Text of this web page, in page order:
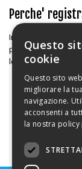
Perche'
In questa area é
particolari,
leggere articoli e
Questo
cookie
Questo sito
migliorare la
navigazione.
acconsenti a
la nostra policy